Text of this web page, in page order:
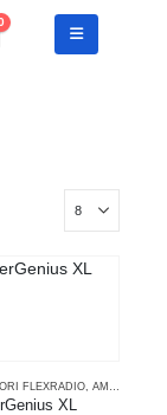
FLEXRADIO, AMPLIFICATORI
XL